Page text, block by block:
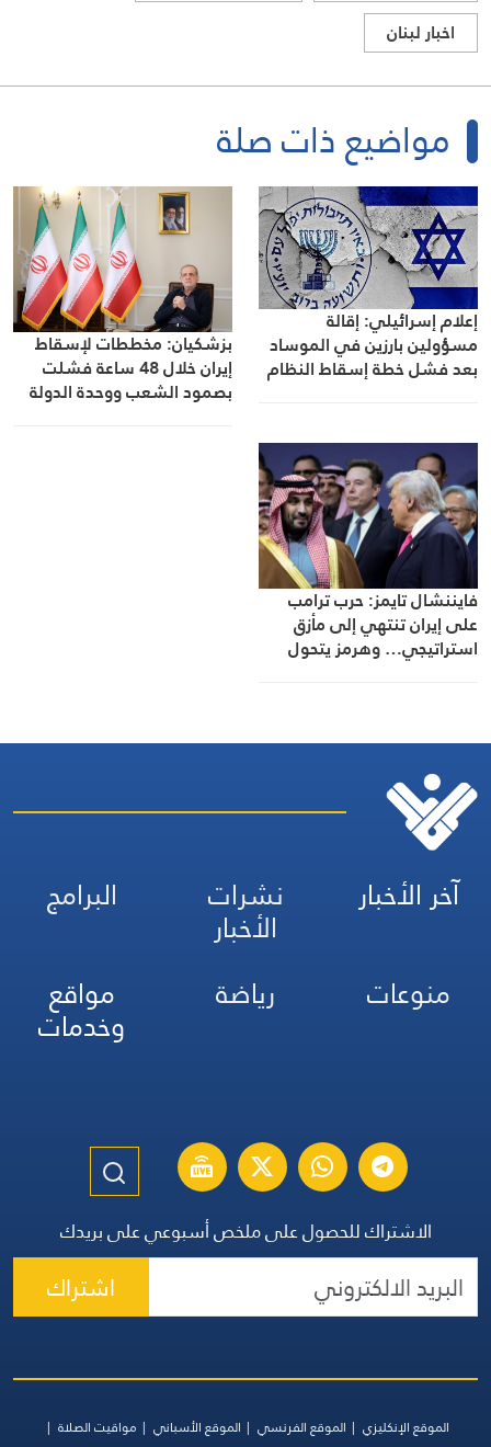
اخبار لبنان
مواضيع ذات صلة
إعلام إسرائيلي: إقالة
مسؤولين بارزين في الموساد
بعد فشل خطة إسقاط النظام
بزشكيان: مخططات لإسقاط
إيران خلال 48 ساعة فشلت
بصمود الشعب ووحدة الدولة
فايننشال تايمز: حرب ترامب
على إيران تنتهي إلى مأزق
استراتيجي… وهرمز يتحول
آخر الأخبار نشرات
الأخبار
البرامج
منوعات
رياضة مواقع
وخدمات
الاشتراك للحصول على ملخص أسبوعي على بريدك
اشتراك
الموقع الإنكليزي الموقع الفرنسي الموقع الأسباني
مواقيت الصلاة